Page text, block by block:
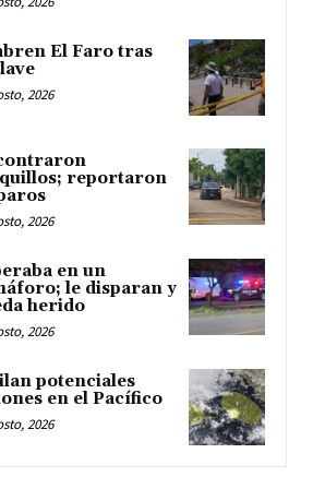
El Faro tras
2026
reportaron
2026
en un
le disparan y
herido
2026
potenciales
en el Pacífico
2026